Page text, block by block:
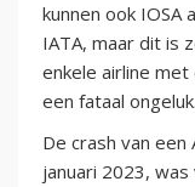
kunnen ook IOSA
IATA, maar dit is
enkele airline
een fataal ongeluk.
De crash van een
januari 2023,